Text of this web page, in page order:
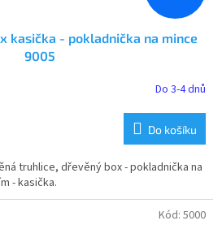
kasička - pokladnička na mince
9005
Do 3-4 dnů
Do košíku
truhlice, dřevěný box - pokladnička na
- kasička.
Kód: 5000